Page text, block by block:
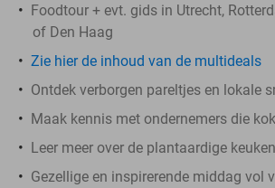
Foodtour + evt. gids in Utrecht,
of Den Haag
Zie hier de inhoud van de multideals
Ontdek verborgen pareltjes en lokale
Maak kennis met ondernemers die
Leer meer over de plantaardige keuken
Gezellige en inspirerende middag vol